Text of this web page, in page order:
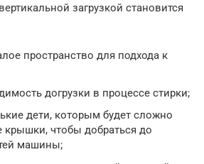
загрузкой становится
пространство для подхода к
догрузки в процессе стирки;
дети, которым будет сложно
крышки, чтобы добраться до
машины;